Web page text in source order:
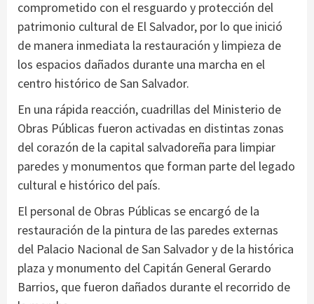
comprometido con el resguardo y protección del
patrimonio cultural de El Salvador, por lo que inició
de manera inmediata la restauración y limpieza de
los espacios dañados durante una marcha en el
centro histórico de San Salvador.
En una rápida reacción, cuadrillas del Ministerio de
Obras Públicas fueron activadas en distintas zonas
del corazón de la capital salvadoreña para limpiar
paredes y monumentos que forman parte del legado
cultural e histórico del país.
El personal de Obras Públicas se encargó de la
restauración de la pintura de las paredes externas
del Palacio Nacional de San Salvador y de la histórica
plaza y monumento del Capitán General Gerardo
Barrios, que fueron dañados durante el recorrido de